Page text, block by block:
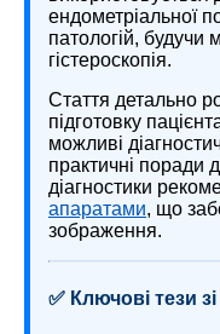
ендометріальної
патологій,
гістероскопія.
Стаття детально
підготовку
можливі
практичні поради
діагностики
апаратами, що
зображення.
✅ Ключові тези зі